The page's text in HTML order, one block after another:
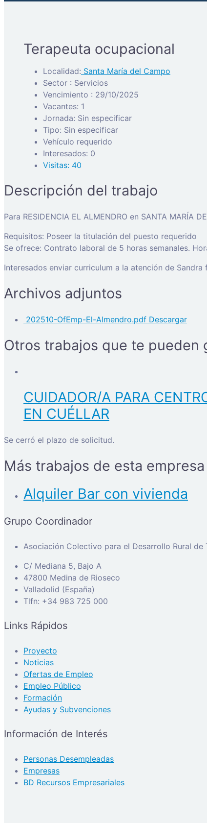
Terapeuta ocupacional
Localidad: Santa María del Campo
Sector : Servicios
Vencimiento : 29/10/2025
Vacantes: 1
Jornada: Sin especificar
Tipo: Sin especificar
Vehículo requerido
Interesados: 0
Visitas: 40
Descripción del trabajo
Para RESIDENCIA EL ALMENDRO en SANTA MARÍA
Requisitos: Poseer la titulación del puesto requerido
Se ofrece: Contrato laboral de 5 horas semanales.
Interesados enviar curriculum a la atención de
Archivos adjuntos
202510-OfEmp-El-Almendro.pdf Descargar
Otros trabajos que te pueden
CUIDADOR/A PARA
EN CUÉLLAR
Se cerró el plazo de solicitud.
Más trabajos de esta empresa
Alquiler Bar con vivienda
Grupo Coordinador
Asociación Colectivo para el Desarrollo Rural de
C/ Mediana 5, Bajo A
47800 Medina de Rioseco
Valladolid (España)
Tlfn: +34 983 725 000
Links Rápidos
Proyecto
Noticias
Ofertas de Empleo
Empleo Público
Formación
Ayudas y Subvenciones
Información de Interés
Personas Desempleadas
Empresas
BD Recursos Empresariales